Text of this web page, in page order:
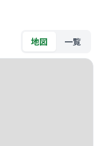
地図 一覧